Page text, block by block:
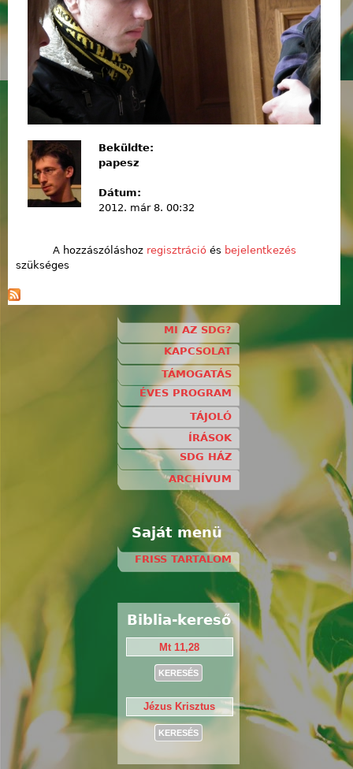
Beküldte:
papesz
Dátum:
2012. már 8. 00:32
A hozzászóláshoz regisztrációés bejelentkezés
szükséges
MI AZ SDG?
KAPCSOLAT
TÁMOGATÁS
ÉVES PROGRAM
TÁJOLÓ
ÍRÁSOK
SDG HÁZ
ARCHÍVUM
Saját menü
FRISS TARTALOM
Biblia-kereső